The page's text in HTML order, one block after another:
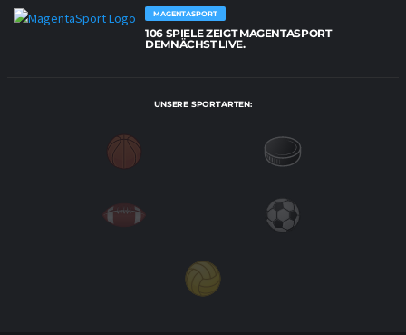
MAGENTASPORT
106 SPIELE ZEIGT MAGENTASPORT
DEMNÄCHST LIVE.
UNSERE SPORTARTEN: